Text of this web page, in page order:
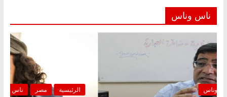
ناس وناس
الرئيسية مصر